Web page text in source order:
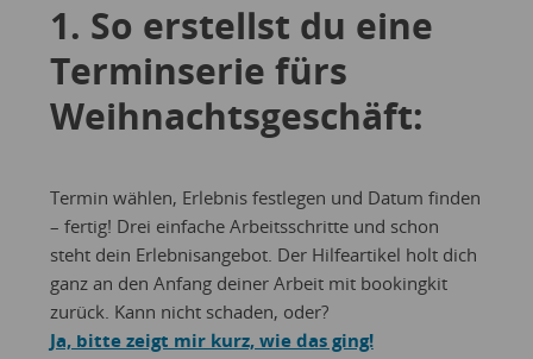
1. So erstellst du eine
Terminserie fürs
Weihnachtsgeschäft:
Termin wählen, Erlebnis festlegen und Datum finden
– fertig! Drei einfache Arbeitsschritte und schon
steht dein Erlebnisangebot. Der Hilfeartikel holt dich
ganz an den Anfang deiner Arbeit mit bookingkit
zurück. Kann nicht schaden, oder?
Ja, bitte zeigt mir kurz, wie das ging!